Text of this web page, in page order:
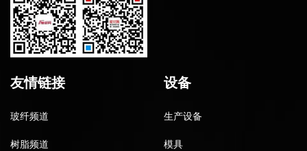
友情链接
玻纤频道
树脂频道
设备
生产设备
模具